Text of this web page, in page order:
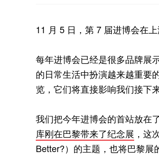
11 月 5 日，第 7 届进博会在
每年进博会已经是很多品牌展
的日常生活中扮演越来越重
览，它们将直接影响我们接下
我们把今年进博会的首站放在
库刚在巴黎带来了纪念展 ，这
Better?）的主题，也将巴黎展